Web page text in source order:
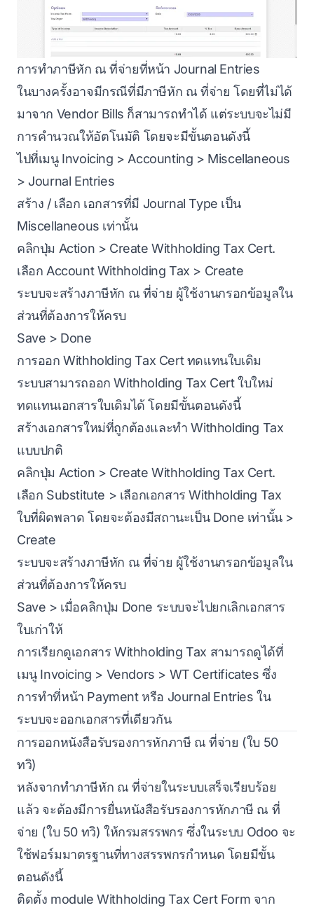
การทำภาษีหัก ณ ที่จ่ายที่หน้า Journal Entries
ในบางครั้งอาจมีกรณีที่มีภาษีหัก ณ ที่จ่าย โดยที่ไม่ได้
มาจาก Vendor Bills ก็สามารถทำได้ แต่ระบบจะไม่มี
การคำนวณให้อัตโนมัติ โดยจะมีขั้นตอนดังนี้
ไปที่เมนู Invoicing > Accounting > Miscellaneous
> Journal Entries
สร้าง / เลือก เอกสารที่มี Journal Type เป็น
Miscellaneous เท่านั้น
คลิกปุ่ม Action > Create Withholding Tax Cert.
เลือก Account Withholding Tax > Create
ระบบจะสร้างภาษีหัก ณ ที่จ่าย ผู้ใช้งานกรอกข้อมูลใน
ส่วนที่ต้องการให้ครบ
Save > Done
การออก Withholding Tax Cert ทดแทนใบเดิม
ระบบสามารถออก Withholding Tax Cert ใบใหม่
ทดแทนเอกสารใบเดิมได้ โดยมีขั้นตอนดังนี้
สร้างเอกสารใหม่ที่ถูกต้องและทำ Withholding Tax
แบบปกติ
คลิกปุ่ม Action > Create Withholding Tax Cert.
เลือก Substitute > เลือกเอกสาร Withholding Tax
ใบที่ผิดพลาด โดยจะต้องมีสถานะเป็น Done เท่านั้น >
Create
ระบบจะสร้างภาษีหัก ณ ที่จ่าย ผู้ใช้งานกรอกข้อมูลใน
ส่วนที่ต้องการให้ครบ
Save > เมื่อคลิกปุ่ม Done ระบบจะไปยกเลิกเอกสาร
ใบเก่าให้
การเรียกดูเอกสาร Withholding Tax สามารถดูได้ที่
เมนู Invoicing > Vendors > WT Certificates ซึ่ง
การทำที่หน้า Payment หรือ Journal Entries ใน
ระบบจะออกเอกสารที่เดียวกัน
การออกหนังสือรับรองการหักภาษี ณ ที่จ่าย (ใบ 50
ทวิ)
หลังจากทำภาษีหัก ณ ที่จ่ายในระบบเสร็จเรียบร้อย
แล้ว จะต้องมีการยื่นหนังสือรับรองการหักภาษี ณ ที่
จ่าย (ใบ 50 ทวิ) ให้กรมสรรพกร ซึ่งในระบบ Odoo จะ
ใช้ฟอร์มมาตรฐานที่ทางสรรพกรกำหนด โดยมีขั้น
ตอนดังนี้
ติดตั้ง module Withholding Tax Cert Form จาก